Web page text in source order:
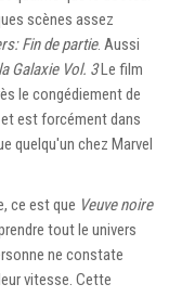
scènes assez
Fin de partie. Aussi
Galaxie Vol. 3Le film
le congédiement de
est forcément dans
quelqu'un chez Marvel
ce est que Veuve noire
tout le univers
ne constate
vitesse. Cette